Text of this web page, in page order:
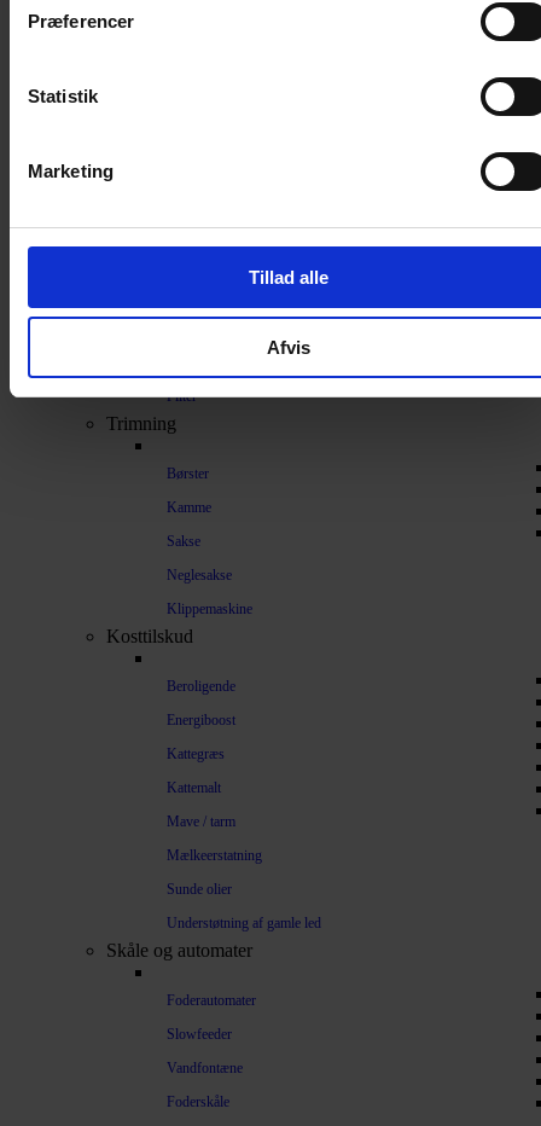
Præferencer
Statistik
Marketing
Tillad alle
Afvis
Sandmåtter
Filter
Trimning
Børster
Kamme
Sakse
Neglesakse
Klippemaskine
Kosttilskud
Beroligende
Energiboost
Kattegræs
Kattemalt
Mave / tarm
Mælkeerstatning
Sunde olier
Understøtning af gamle led
Skåle og automater
Foderautomater
Slowfeeder
Vandfontæne
Foderskåle